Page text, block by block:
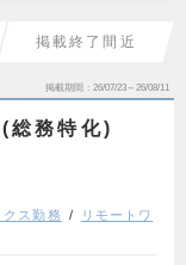
掲載終了間近
掲載期間 26/07/23～26/08/11
総務特化)
クス勤務
リモートワ